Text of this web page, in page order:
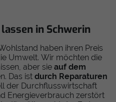
in Schwerin
haben ihren Preis
Umwelt. Wir möchten die
aber sie auf dem
Das ist durch Reparaturen
der Durchflusswirtschaft
Energieverbrauch zerstört